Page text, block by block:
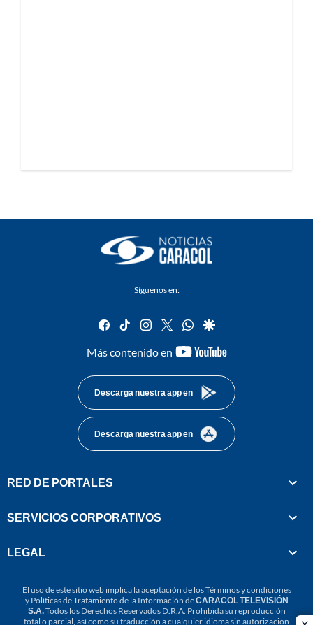
Síguenos en:
facebook
tiktok instagram
twitterwhatsapp
google
Más contenido en
youtube-
Descarga nuestra app en
Descarga nuestra app en
RED DE PORTALES
SERVICIOS CORPORATIVOS
LEGAL
El uso de este sitio web implica la aceptación de losTérminos y condiciones
y Políticas de Tratamiento de la Información deCARACOL TELEVISIÓN
S.A.Todos los Derechos Reservados D.R.A. Prohibida su reproducción
total o parcial, así como su traducción a cualquier idioma sin autorización